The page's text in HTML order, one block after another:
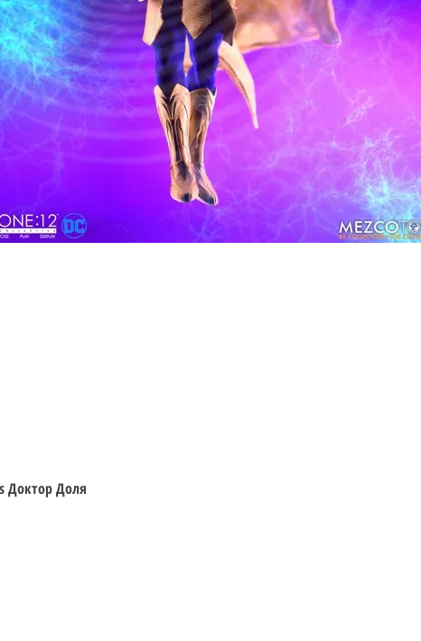
Доктор Доля